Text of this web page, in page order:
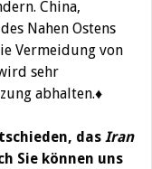
China,
Nahen Ostens
Vermeidung von
sehr
abhalten.♦
das Iran
Sie können uns